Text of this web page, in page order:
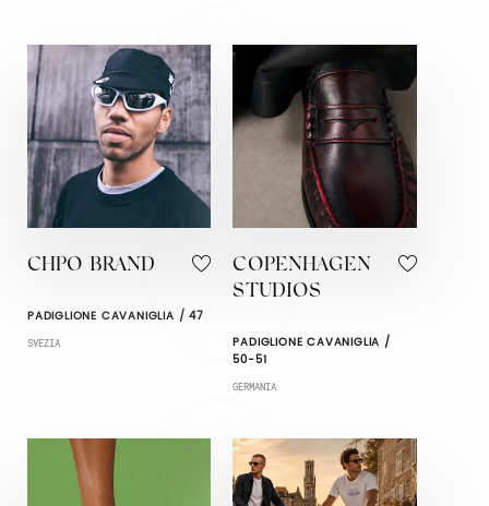
CHPO BRAND
PADIGLIONE CAVANIGLIA / 47
SVEZIA
COPENHAGEN
STUDIOS
PADIGLIONE CAVANIGLIA /
50-51
GERMANIA